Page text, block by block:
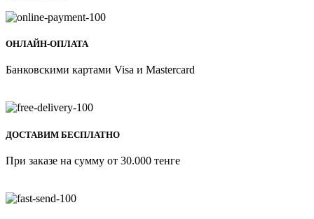
ОНЛАЙН-ОПЛАТА
Банковскими картами Visa и Mastercard
ДОСТАВИМ БЕСПЛАТНО
При заказе на сумму от 30.000 тенге